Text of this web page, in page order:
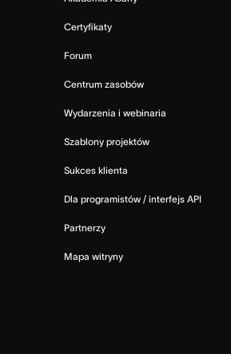
Certyfikaty
Forum
Centrum zasobów
Wydarzenia i webinaria
Szablony projektów
Sukces klienta
Dla programistów / interfejs API
Partnerzy
Mapa witryny